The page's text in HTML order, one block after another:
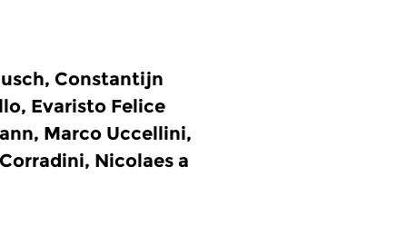
Constantijn
Evaristo Felice
Marco Uccellini,
Nicolaes a